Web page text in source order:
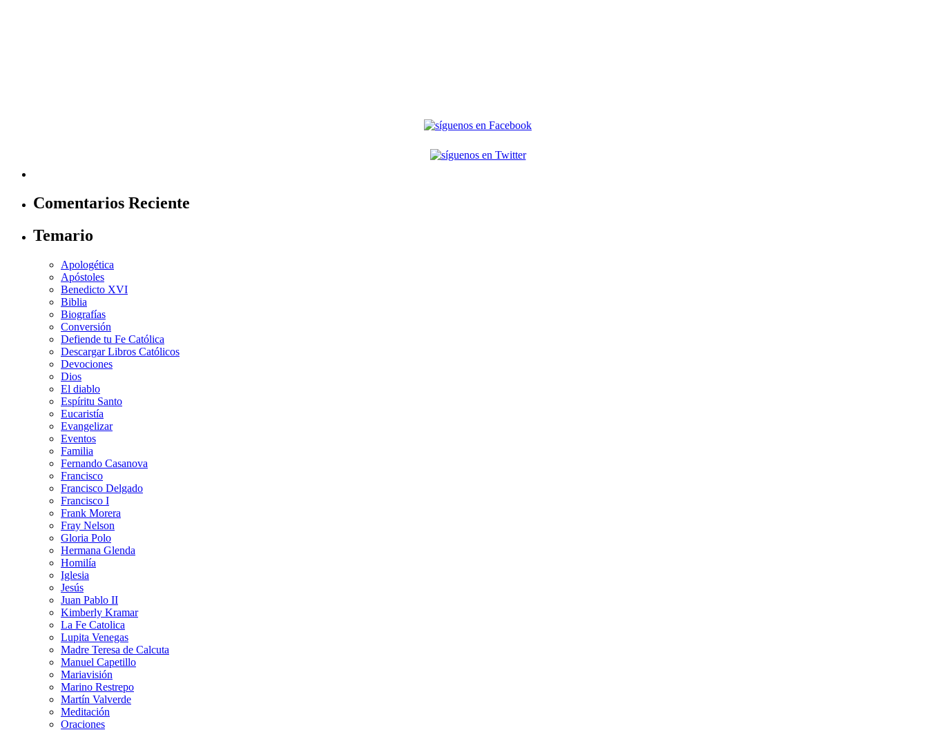
Comentarios Reciente
Temario
Apologética
Apóstoles
Benedicto XVI
Biblia
Biografías
Conversión
Defiende tu Fe Católica
Descargar Libros Católicos
Devociones
Dios
El diablo
Espíritu Santo
Eucaristía
Evangelizar
Eventos
Familia
Fernando Casanova
Francisco
Francisco Delgado
Francisco I
Frank Morera
Fray Nelson
Gloria Polo
Hermana Glenda
Homilía
Iglesia
Jesús
Juan Pablo II
Kimberly Kramar
La Fe Catolica
Lupita Venegas
Madre Teresa de Calcuta
Manuel Capetillo
Mariavisión
Marino Restrepo
Martín Valverde
Meditación
Oraciones